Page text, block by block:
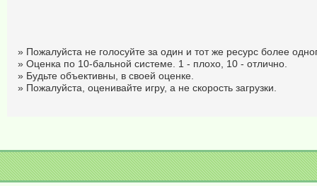
» Пожалуйста не голосуйте за один и тот же ресурс более
» Оценка по 10-бальной системе. 1 - плохо, 10 - отлично.
» Будьте объективны, в своей оценке.
» Пожалуйста, оценивайте игру, а не скорость загрузки.